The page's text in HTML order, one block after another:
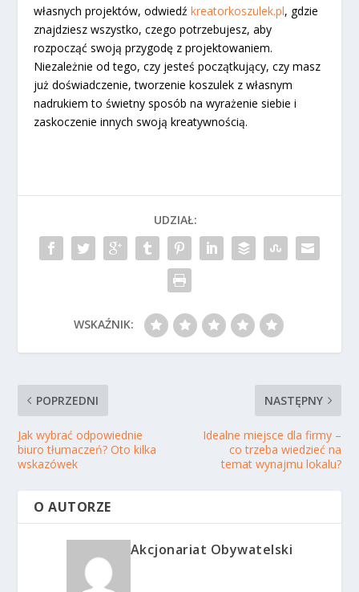
własnych projektów, odwiedźkreatorkoszulek.pl, gdzie
znajdziesz wszystko, czego potrzebujesz, aby
rozpocząć swoją przygodę z projektowaniem.
Niezależnie od tego, czy jesteś początkujący, czy masz
już doświadczenie, tworzenie koszulek z własnym
nadrukiem to świetny sposób na wyrażenie siebie i
zaskoczenie innych swoją kreatywnością.
UDZIAŁ:
WSKAŹNIK:
POPRZEDNI
Jak wybrać odpowiednie
biuro tłumaczeń? Oto kilka
wskazówek
NASTĘPNY
Idealne miejsce dla firmy –
co trzeba wiedzieć na
temat wynajmu lokalu?
O AUTORZE
Akcjonariat Obywatelski